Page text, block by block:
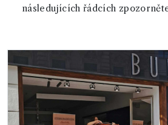
následujících řádcích